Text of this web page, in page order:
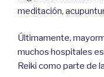
meditación,
Últimamente,
muchos hospitales
Reiki como parte de